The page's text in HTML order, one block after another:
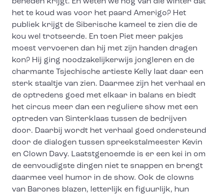
het te koud was voor het paard Amerigo? Het
publiek krijgt de Siberische kameel te zien die de
kou wel trotseerde. En toen Piet meer pakjes
moest vervoeren dan hij met zijn handen dragen
kon? Hij ging noodzakelijkerwijs jongleren en de
charmante Tsjechische artieste Kelly laat daar een
sterk staaltje van zien. Daarmee zijn het verhaal en
de optredens goed met elkaar in balans en biedt
het circus meer dan een reguliere show met een
optreden van Sinterklaas tussen de bedrijven
door. Daarbij wordt het verhaal goed ondersteund
door de dialogen tussen spreekstalmeester Kevin
en Clown Davy. Laatstgenoemde is er een kei in om
de eenvoudigste dingen niet te snappen en brengt
daarmee veel humor in de show. Ook de clowns
van Barones blazen, letterlijk en figuurlijk, hun